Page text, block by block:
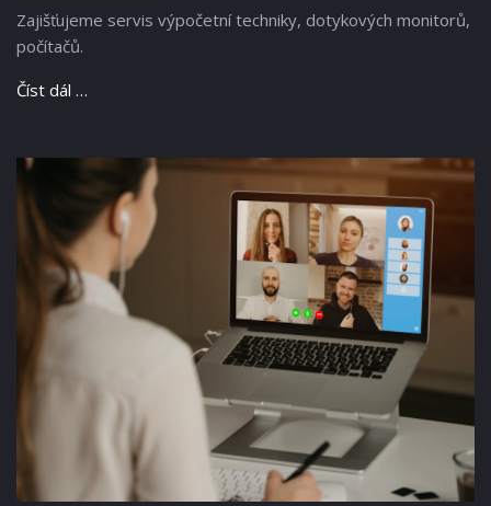
Zajišťujeme servis výpočetní techniky, dotykových monitorů,
počítačů.
Číst dál …